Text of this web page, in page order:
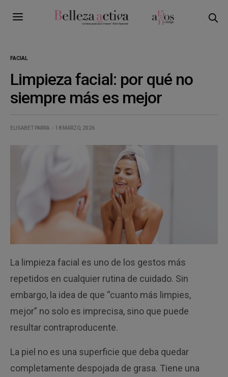
FACIAL
Limpieza facial: por qué no
siempre más es mejor
ELISABET PARRA 18 MARZO, 2026
La limpieza facial es uno de los gestos más
repetidos en cualquier rutina de cuidado. Sin
embargo, la idea de que “cuanto más limpies,
mejor” no solo es imprecisa, sino que puede
resultar contraproducente.
La piel no es una superficie que deba quedar
completamente despojada de grasa. Tiene una